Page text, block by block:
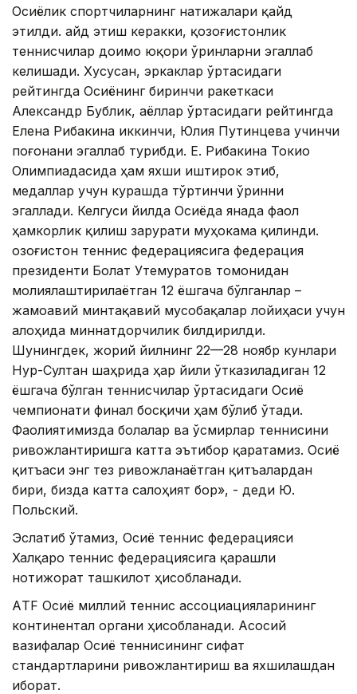
Осиёлик спортчиларнинг натижалари қайд
этилди. Қайд этиш керакки, қозоғистонлик
теннисчилар доимо юқори ўринларни эгаллаб
келишади. Хусусан, эркаклар ўртасидаги
рейтингда Осиёнинг биринчи ракеткаси
Aлександр Бублик, аёллар ўртасидаги рейтингда
Елена Рибакина иккинчи, Юлия Путинцева учинчи
поғонани эгаллаб турибди. Е. Рибакина Токио
Олимпиадасида ҳам яхши иштирок этиб,
медаллар учун курашда тўртинчи ўринни
эгаллади. Келгуси йилда Осиёда янада фаол
ҳамкорлик қилиш зарурати муҳокама қилинди.
Қозоғистон теннис федерациясига федерация
президенти Болат Утемуратов томонидан
молиялаштирилаётган 12 ёшгача бўлганлар –
жамоавий минтақавий мусобақалар лойиҳаси учун
алоҳида миннатдорчилик билдирилди.
Шунингдек, жорий йилнинг 22—28 ноябр кунлари
Нур-Султан шаҳрида ҳар йили ўтказиладиган 12
ёшгача бўлган теннисчилар ўртасидаги Осиё
чемпионати финал босқичи ҳам бўлиб ўтади.
Фаолиятимизда болалар ва ўсмирлар теннисини
ривожлантиришга катта эътибор қаратамиз. Осиё
қитъаси энг тез ривожланаётган қитъалардан
бири, бизда катта салоҳият бор», - деди Ю.
Польский.
Эслатиб ўтамиз, Осиё теннис федерацияси
Халқаро теннис федерациясига қарашли
нотижорат ташкилот ҳисобланади.
AТF Осиё миллий теннис ассоциацияларининг
континентал органи ҳисобланади. Aсосий
вазифалар Осиё теннисининг сифат
стандартларини ривожлантириш ва яхшилашдан
иборат.